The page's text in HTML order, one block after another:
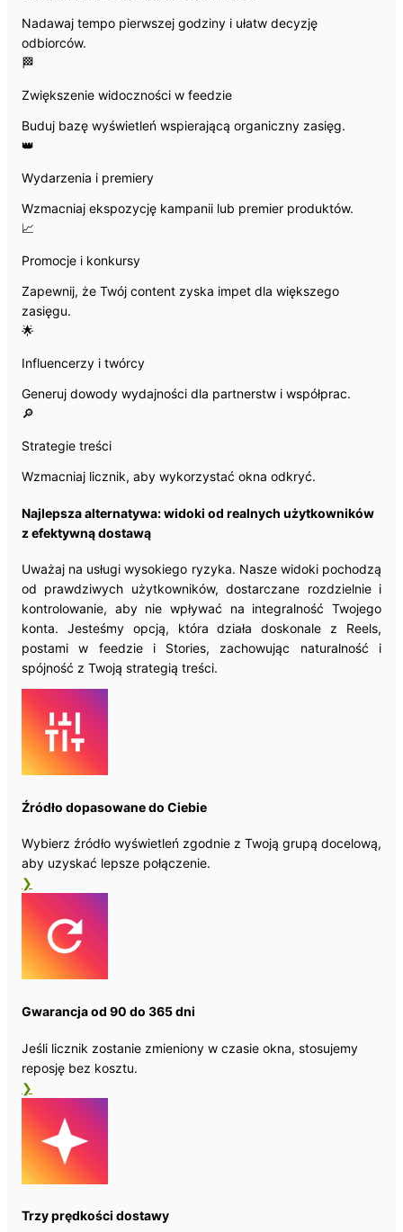
Nadawaj tempo pierwszej godziny i ułatw decyzję
odbiorców.
🏁
Zwiększenie widoczności w feedzie
Buduj bazę wyświetleń wspierającą organiczny zasięg.
👑
Wydarzenia i premiery
Wzmacniaj ekspozycję kampanii lub premier produktów.
📈
Promocje i konkursy
Zapewnij, że Twój content zyska impet dla większego
zasięgu.
🌟
Influencerzy i twórcy
Generuj dowody wydajności dla partnerstw i współprac.
🔎
Strategie treści
Wzmacniaj licznik, aby wykorzystać okna odkryć.
Najlepsza alternatywa: widoki od realnych użytkowników
z efektywną dostawą
Uważaj na usługi wysokiego ryzyka. Nasze widoki pochodzą
od prawdziwych użytkowników, dostarczane rozdzielnie i
kontrolowanie, aby nie wpływać na integralność Twojego
konta. Jesteśmy opcją, która działa doskonale z Reels,
postami w feedzie i Stories, zachowując naturalność i
spójność z Twoją strategią treści.
Źródło dopasowane do Ciebie
Wybierz źródło wyświetleń zgodnie z Twoją grupą docelową,
aby uzyskać lepsze połączenie.
❯
Gwarancja od 90 do 365 dni
Jeśli licznik zostanie zmieniony w czasie okna, stosujemy
reposję bez kosztu.
❯
Trzy prędkości dostawy